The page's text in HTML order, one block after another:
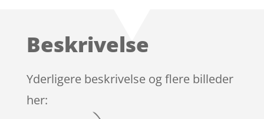
Beskrivelse
Yderligere beskrivelse og flere billeder
her: